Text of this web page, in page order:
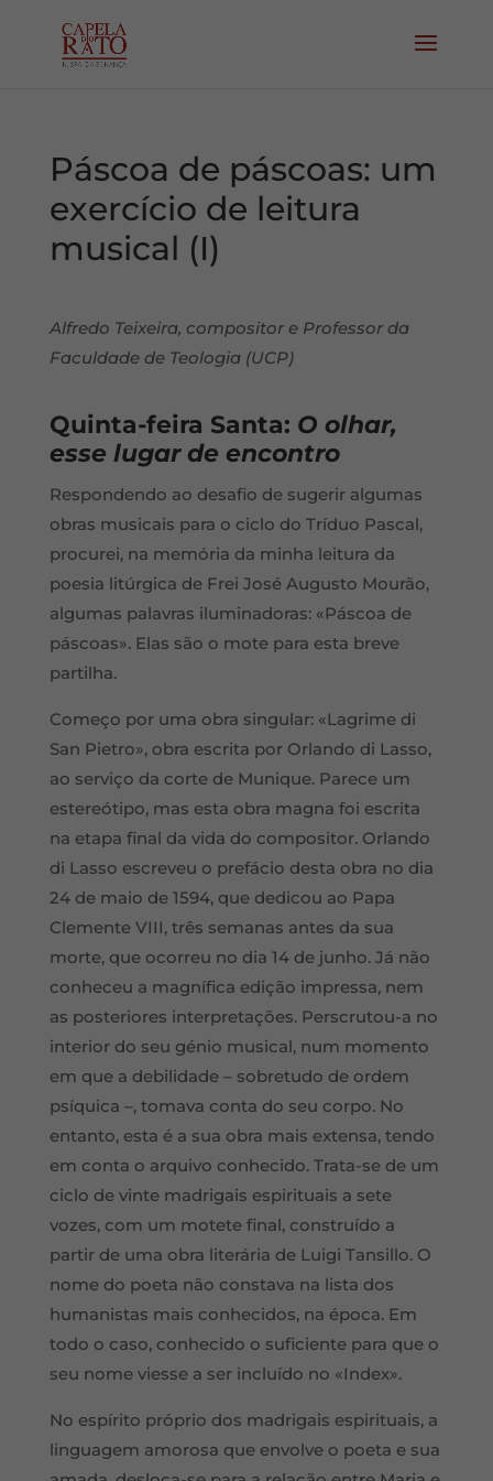
Páscoa de páscoas: um
exercício de leitura
musical (I)
Alfredo Teixeira, compositor e Professor da
Faculdade de Teologia (UCP)
Quinta-feira Santa: O olhar,
esse lugar de encontro
Respondendo ao desafio de sugerir algumas
obras musicais para o ciclo do Tríduo Pascal,
procurei, na memória da minha leitura da
poesia litúrgica de Frei José Augusto Mourão,
algumas palavras iluminadoras: «Páscoa de
páscoas». Elas são o mote para esta breve
partilha.
Começo por uma obra singular: «Lagrime di
San Pietro», obra escrita por Orlando di Lasso,
ao serviço da corte de Munique. Parece um
estereótipo, mas esta obra magna foi escrita
na etapa final da vida do compositor. Orlando
di Lasso escreveu o prefácio desta obra no dia
24 de maio de 1594, que dedicou ao Papa
Clemente VIII, três semanas antes da sua
morte, que ocorreu no dia 14 de junho. Já não
conheceu a magnífica edição impressa, nem
as posteriores interpretações. Perscrutou-a no
interior do seu génio musical, num momento
em que a debilidade – sobretudo de ordem
psíquica –, tomava conta do seu corpo. No
entanto, esta é a sua obra mais extensa, tendo
em conta o arquivo conhecido. Trata-se de um
ciclo de vinte madrigais espirituais a sete
vozes, com um motete final, construído a
partir de uma obra literária de Luigi Tansillo. O
nome do poeta não constava na lista dos
humanistas mais conhecidos, na época. Em
todo o caso, conhecido o suficiente para que o
seu nome viesse a ser incluído no «Index».
No espírito próprio dos madrigais espirituais, a
linguagem amorosa que envolve o poeta e sua